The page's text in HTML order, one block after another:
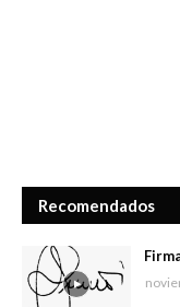
Recomendados